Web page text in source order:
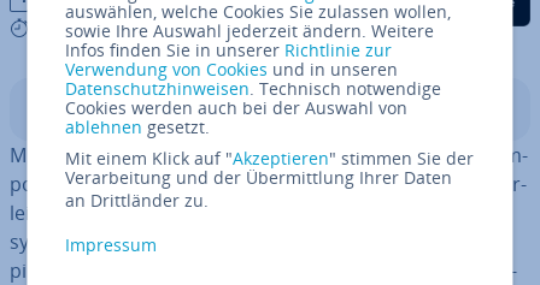
9 mins
In­halts­ver­zeich­nis
Mit passenden Woo­Com­mer­ce-Drop­ship­ping-Plugins im­
por­tie­ren Sie Produkte, au­to­ma­ti­sie­ren die Be­stell­wei­ter­
lei­tung an Lie­fe­ran­ten und halten Bestände jederzeit
synchron. In diesem Ratgeber zeigen wir, wie Drop­ship­
ping in Woo­Com­mer­ce funk­tio­niert und welche Er­wei­te­
auswählen, welche Cookies Sie zulassen wollen,
sowie Ihre Auswahl jederzeit ändern. Weitere
Infos finden Sie in unserer Richtlinie zur
Verwendung von Cookies und in unseren
Datenschutzhinweisen. Technisch notwendige
Cookies werden auch bei der Auswahl von
ablehnen gesetzt.
Mit einem Klick auf "Akzeptieren" stimmen Sie der
Verarbeitung und der Übermittlung Ihrer Daten
an Drittländer zu.
Impressum